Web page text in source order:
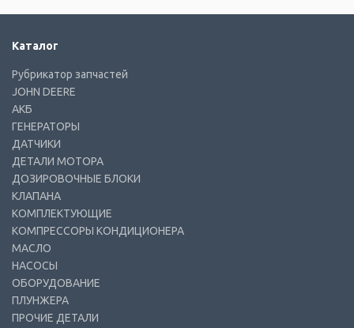
Каталог
Рубрикатор запчастей
JOHN DEERE
АКБ
ГЕНЕРАТОРЫ
ДАТЧИКИ
ДЕТАЛИ МОТОРА
ДОЗИРОВОЧНЫЕ БЛОКИ
КЛАПАНА
КОМПЛЕКТУЮЩИЕ
КОМПРЕССОРЫ КОНДИЦИОНЕРА
МАСЛО
НАСОСЫ
ОБОРУДОВАНИЕ
ПЛУНЖЕРА
ПРОЧИЕ ДЕТАЛИ